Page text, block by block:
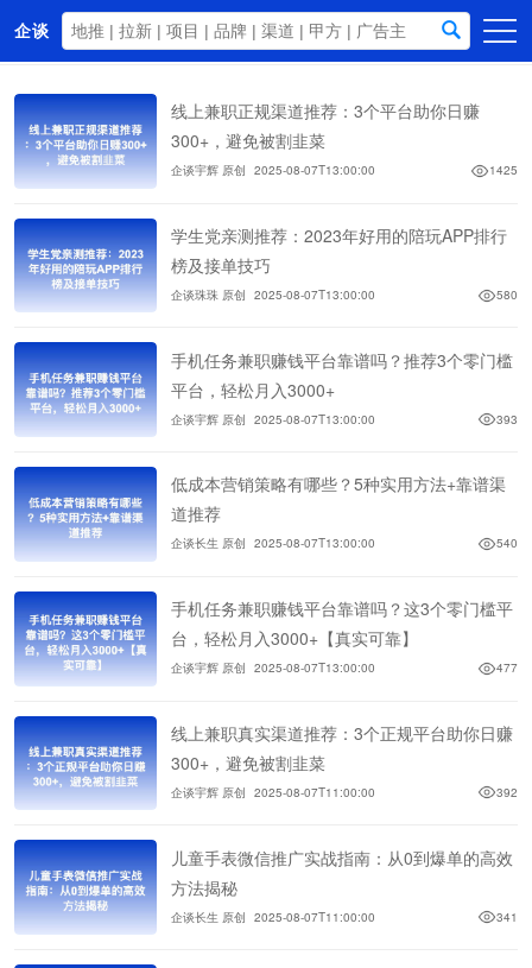
企谈
商务资源
资讯动态
关于我们
线上兼职正规渠道推荐：3个平台助你日赚
300+，避免被割韭菜
企谈宇辉 原创 2025-08-07T13:00:00 1425
学生党亲测推荐：2023年好用的陪玩APP排行
榜及接单技巧
企谈珠珠 原创 2025-08-07T13:00:00 580
手机任务兼职赚钱平台靠谱吗？推荐3个零门槛
平台，轻松月入3000+
企谈宇辉 原创 2025-08-07T13:00:00 393
低成本营销策略有哪些？5种实用方法+靠谱渠
道推荐
企谈长生 原创 2025-08-07T13:00:00 540
手机任务兼职赚钱平台靠谱吗？这3个零门槛平
台，轻松月入3000+【真实可靠】
企谈宇辉 原创 2025-08-07T13:00:00 477
线上兼职真实渠道推荐：3个正规平台助你日赚
300+，避免被割韭菜
企谈宇辉 原创 2025-08-07T11:00:00 392
儿童手表微信推广实战指南：从0到爆单的高效
方法揭秘
企谈长生 原创 2025-08-07T11:00:00 341